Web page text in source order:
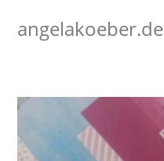
Inhaltangelakoeber.de